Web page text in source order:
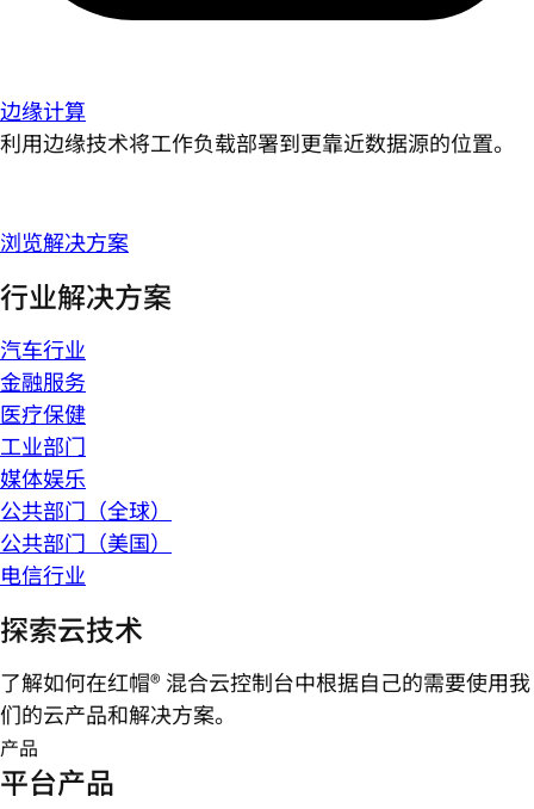
边缘计算
利用边缘技术将工作负载部署到更靠近数据源的位置。
浏览解决方案
行业解决方案
汽车行业
金融服务
医疗保健
工业部门
媒体娱乐
公共部门（全球）
公共部门（美国）
电信行业
探索云技术
了解如何在红帽® 混合云控制台中根据自己的需要使用我
们的云产品和解决方案。
产品
平台产品